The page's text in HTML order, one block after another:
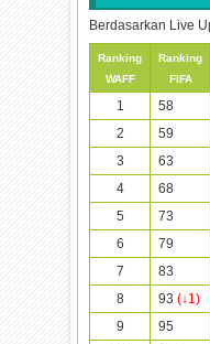
Berdasarkan Live
Ranking
WAFF
Ranking
FIFA
1 58
2
59
3
63
4
68
5
73
6
79
7
83
8
93(↓1)
9
95